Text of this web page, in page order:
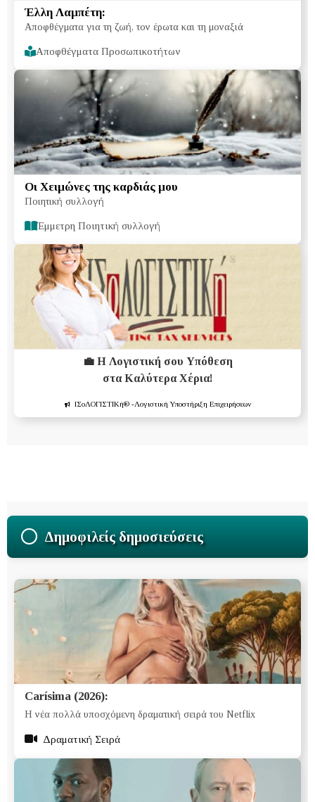
Έλλη Λαμπέτη:
Αποφθέγματα για τη ζωή, τον έρωτα και τη μοναξιά
Αποφθέγματα Προσωπικοτήτων
Οι Χειμώνες της καρδιάς μου
Ποιητική συλλογή
Έμμετρη Ποιητική συλλογή
💼 Η Λογιστική σου Υπόθεση
στα Καλύτερα Χέρια!
ΙΣοΛΟΓΙΣΤΙΚή®-Λογιστική Υποστήριξη Επιχειρήσεων
Δημοφιλείς δημοσιεύσεις
Carísima (2026):
Η νέα πολλά υποσχόμενη δραματική σειρά του Netflix
Δραματική Σειρά